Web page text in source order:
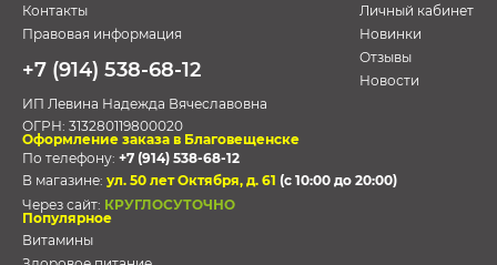
Контакты
Правовая информация
+7 (914) 538-68-12
ИП Левина Надежда Вячеславовна
ОГРН: 313280119800020
Личный кабинет
Новинки
Отзывы
Новости
Оформление заказа в Благовещенске
По телефону: +7 (914) 538-68-12
В магазине: ул. 50 лет Октября, д. 61 (с 10:00 до 20:00)
Через сайт: КРУГЛОСУТОЧНО
Популярное
Витамины